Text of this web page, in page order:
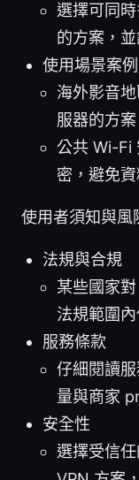
選擇可同
的方案，
使用場景案例
海外影音
服器的方案
公共 Wi-Fi
密，避免資
使用者須知與風
法規與合規
某些國家
法規範圍內
服務條款
仔細閱讀
量與商家
安全性
選擇受信